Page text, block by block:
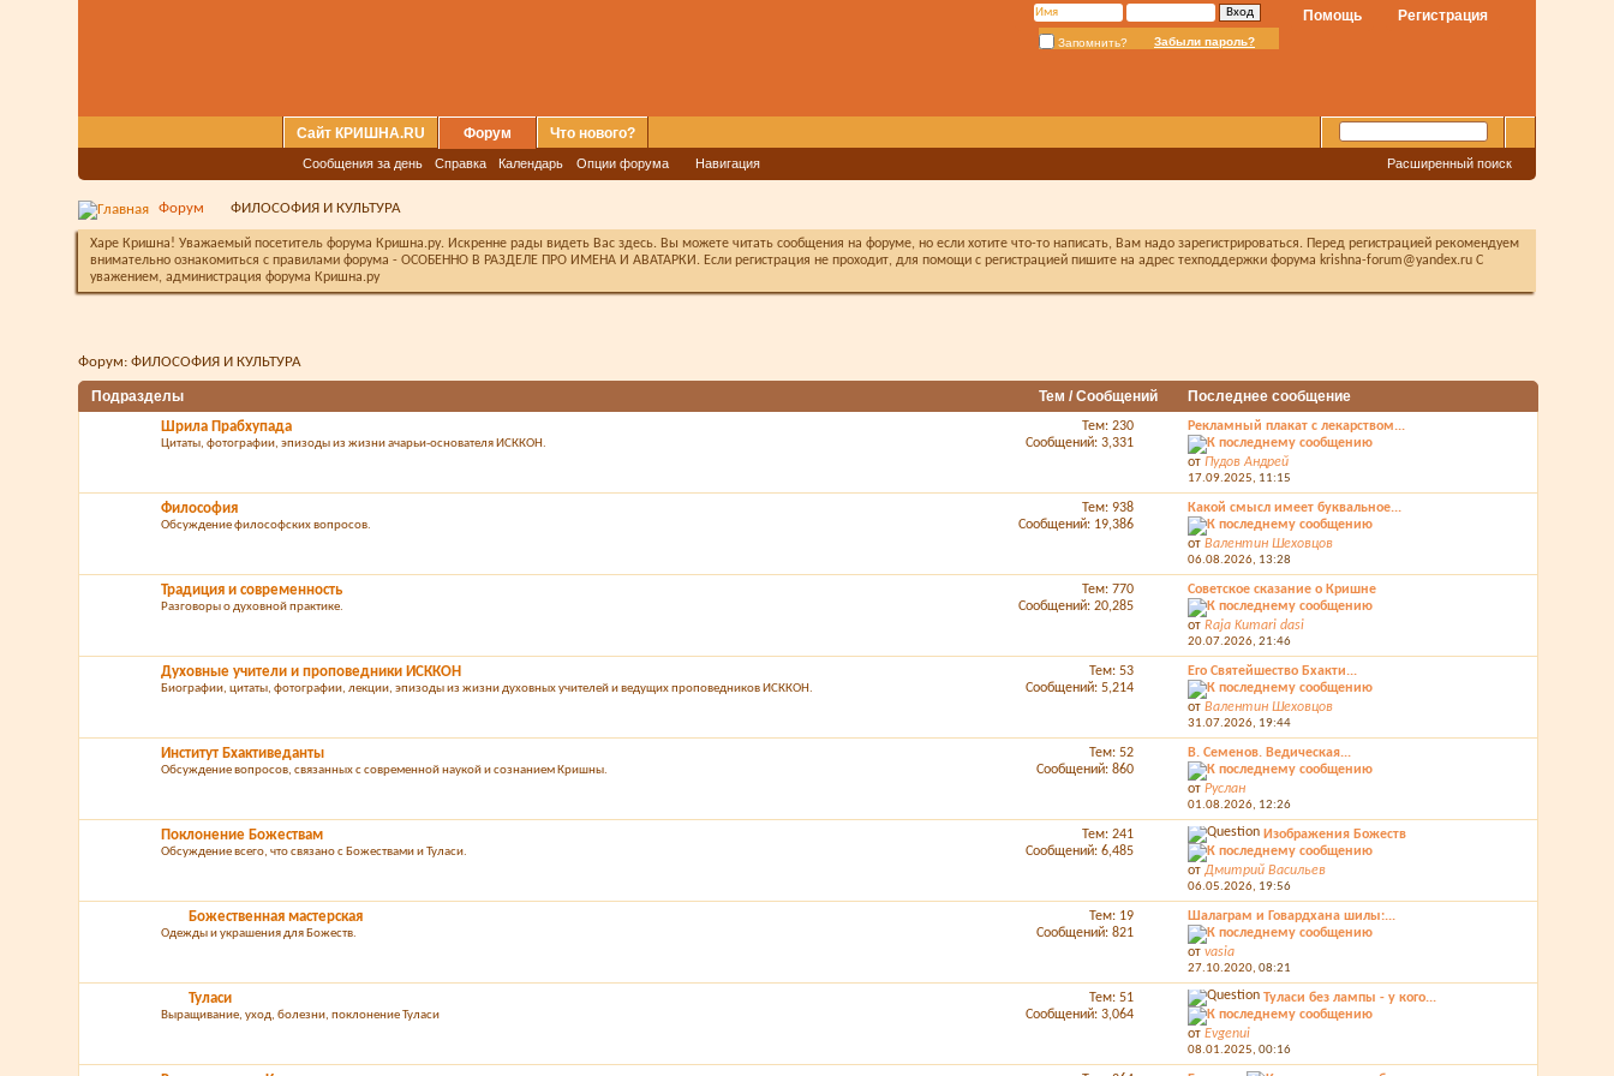
Регистрация
Помощь
Запомнить? Забыли пароль?
Сайт КРИШНА.RU Форум
Сообщения за день Справка Календарь Опции форума Навигация
Что нового?
Расширенный поиск
Форум ФИЛОСОФИЯ И КУЛЬТУРА
Харе Кришна! Уважаемый посетитель форума Кришна.ру. Искренне рады видеть Вас здесь. Вы можете читать сообщения на форуме, но если хотите что-то написать, Вам надо зарегистрироваться. Перед регистрацией рекомендуем
внимательно ознакомиться с правилами форума - ОСОБЕННО В РАЗДЕЛЕ ПРО ИМЕНА И АВАТАРКИ. Если регистрация не проходит, для помощи с регистрацией пишите на адрес техподдержки форума krishna-forum@yandex.ru С
уважением, администрация форума Кришна.ру
Форум: ФИЛОСОФИЯ И КУЛЬТУРА
Подразделы Тем / Сообщений Последнее сообщение
Шрила Прабхупада
Цитаты, фотографии, эпизоды из жизни ачарьи-основателя ИСККОН.
Тем: 230
Сообщений: 3,331
Рекламный плакат с лекарством...
от Пудов Андрей
17.09.2025, 11:15
Философия
Обсуждение философских вопросов.
Тем: 938
Сообщений: 19,386
Какой смысл имеет буквальное...
от Валентин Шеховцов
06.08.2026, 13:28
Традиция и современность
Разговоры о духовной практике.
Тем: 770
Сообщений: 20,285
Советское сказание о Кришне
от Raja Kumari dasi
20.07.2026, 21:46
Духовные учители и проповедники ИСККОН
Биографии, цитаты, фотографии, лекции, эпизоды из жизни духовных учителей и ведущих проповедников ИСККОН.
Тем: 53
Сообщений: 5,214
Его Святейшество Бхакти...
от Валентин Шеховцов
31.07.2026, 19:44
Институт Бхактиведанты
Обсуждение вопросов, связанных с современной наукой и сознанием Кришны.
Тем: 52
Сообщений: 860
В. Семенов. Ведическая...
от Руслан
01.08.2026, 12:26
Поклонение Божествам
Обсуждение всего, что связано с Божествами и Туласи.
Тем: 241
Сообщений: 6,485
Изображения Божеств
от Дмитрий Васильев
06.05.2026, 19:56
Божественная мастерская
Одежды и украшения для Божеств.
Тем: 19
Сообщений: 821
Шалаграм и Говардхана шилы:...
от vasia
27.10.2020, 08:21
Туласи
Выращивание, уход, болезни, поклонение Туласи
Тем: 51
Сообщений: 3,064
Туласи без лампы - у кого...
от Evgenui
08.01.2025, 00:16